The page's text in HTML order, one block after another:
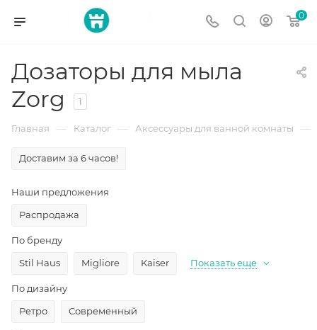
0
Дозаторы для мыла
Zorg
1
Главная — Каталог — Аксессуары для ванной комнаты —
Доставим за 6 часов!
Наши предложения
Распродажа
По бренду
Stil Haus
Migliore Kaiser Показать еще
По дизайну
Ретро
Современный